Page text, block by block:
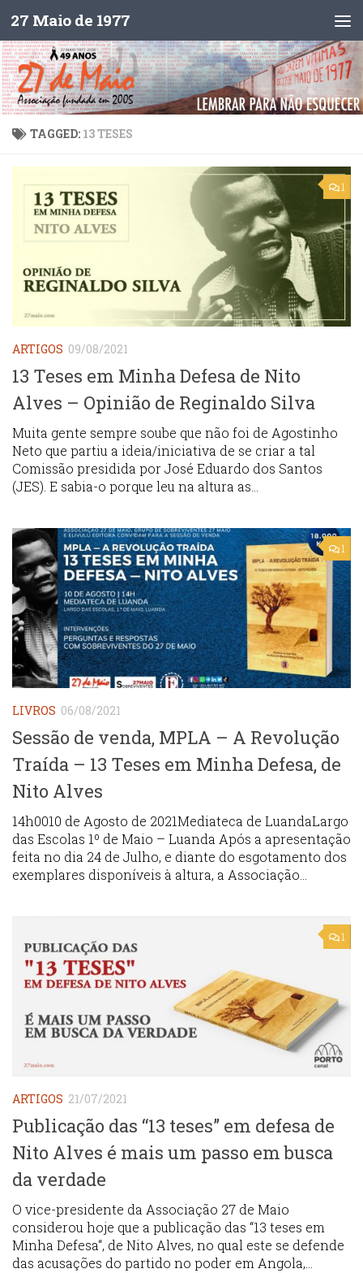
Skip to content
27 Maio de 1977
TAGGED: 13 TESES
1
ARTIGOS 09/08/2021
13 Teses em Minha Defesa de Nito
Alves – Opinião de Reginaldo Silva
Muita gente sempre soube que não foi de Agostinho
Neto que partiu a ideia/iniciativa de se criar a tal
Comissão presidida por José Eduardo dos Santos
(JES). E sabia-o porque leu na altura as...
1
LIVROS 06/08/2021
Sessão de venda, MPLA – A Revolução
Traída – 13 Teses em Minha Defesa, de
Nito Alves
14h0010 de Agosto de 2021Mediateca de LuandaLargo
das Escolas 1º de Maio – Luanda Após a apresentação
feita no dia 24 de Julho, e diante do esgotamento dos
exemplares disponíveis à altura, a Associação...
1
ARTIGOS 21/07/2021
Publicação das “13 teses” em defesa de
Nito Alves é mais um passo em busca
da verdade
O vice-presidente da Associação 27 de Maio
considerou hoje que a publicação das “13 teses em
Minha Defesa“, de Nito Alves, no qual este se defende
das acusações do partido no poder em Angola,...